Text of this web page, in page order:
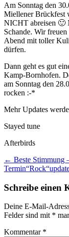
Am Sonntag den
Miellener Brückfest
NICHT abreisen 🙂
Schande. Wir
Abend mit toller
dürfen.
Dann geht es gut
Kamp-Bornhofen.
am Sonntag den
rocken :-*
Mehr Updates
Stayed tune
Afterbirds
← Previous
post:
Beste Stimmung
Next
Schreibe einen
Deine E-Mail-
Felder sind mit *
Kommentar *